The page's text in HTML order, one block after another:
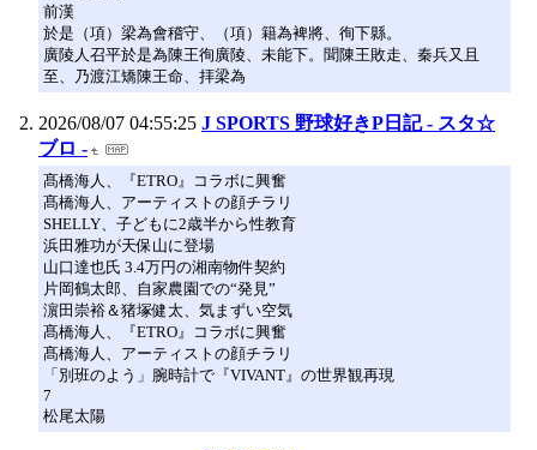
前漢
於是（項）梁為會稽守、（項）籍為裨將、徇下縣。
廣陵人召平於是為陳王徇廣陵、未能下。聞陳王敗走、秦兵又且
至、乃渡江矯陳王命、拝梁為
2026/08/07 04:55:25 J SPORTS 野球好きP日記 - スタ☆
ブロ -
髙橋海人、『ETRO』コラボに興奮
髙橋海人、アーティストの顔チラリ
SHELLY、子どもに2歳半から性教育
浜田雅功が天保山に登場
山口達也氏 3.4万円の湘南物件契約
片岡鶴太郎、自家農園での“発見”
濵田崇裕＆猪塚健太、気まずい空気
髙橋海人、『ETRO』コラボに興奮
髙橋海人、アーティストの顔チラリ
「別班のよう」腕時計で『VIVANT』の世界観再現
7
松尾太陽